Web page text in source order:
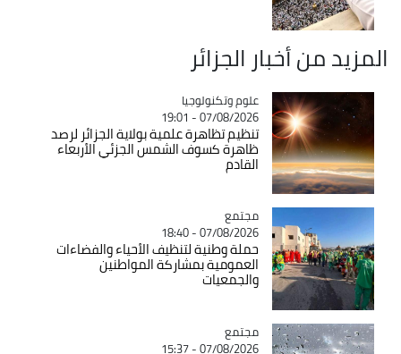
المزيد من أخبار الجزائر
Catégorie
علوم وتكنولوجيا
07/08/2026 - 19:01
تنظيم تظاهرة علمية بولاية الجزائر لرصد
ظاهرة كسوف الشمس الجزئي الأربعاء
القادم
Catégorie
مجتمع
07/08/2026 - 18:40
حملة وطنية لتنظيف الأحياء والفضاءات
العمومية بمشاركة المواطنين
والجمعيات
Catégorie
مجتمع
07/08/2026 - 15:37